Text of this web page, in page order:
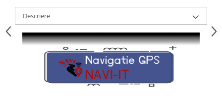
Descriere